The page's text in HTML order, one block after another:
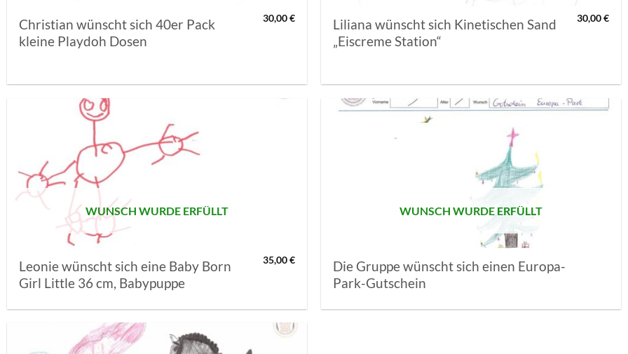
Christian wünscht sich 40er Pack
kleine Playdoh Dosen
30,00€
Liliana wünscht sich Kinetischen Sand
„Eiscreme Station“
30,00€
WUNSCH WURDE ERFÜLLT
Leonie wünscht sich eine Baby Born
Girl Little 36 cm, Babypuppe
35,00€
WUNSCH WURDE ERFÜLLT
Die Gruppe wünscht sich einen Europa-
Park-Gutschein